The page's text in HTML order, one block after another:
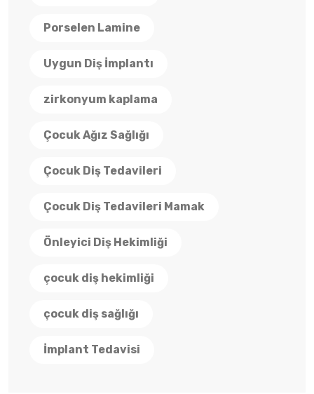
Porselen Lamine
Uygun Diş İmplantı
zirkonyum kaplama
Çocuk Ağız Sağlığı
Çocuk Diş Tedavileri
Çocuk Diş Tedavileri Mamak
Önleyici Diş Hekimliği
çocuk diş hekimliği
çocuk diş sağlığı
İmplant Tedavisi